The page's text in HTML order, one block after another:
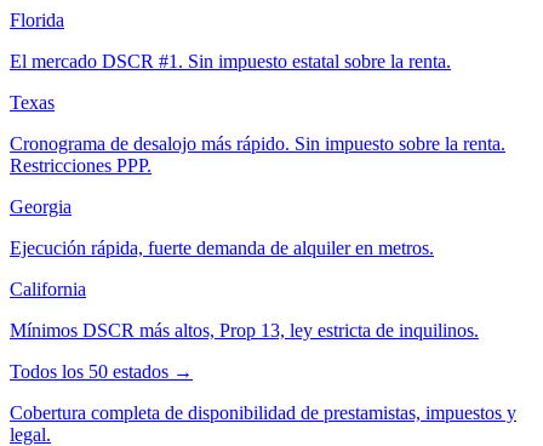
Florida
El mercado DSCR #1. Sin impuesto estatal sobre la renta.
Texas
Cronograma de desalojo más rápido. Sin impuesto sobre la renta.
Restricciones PPP.
Georgia
Ejecución rápida, fuerte demanda de alquiler en metros.
California
Mínimos DSCR más altos, Prop 13, ley estricta de inquilinos.
Todos los 50 estados →
Cobertura completa de disponibilidad de prestamistas, impuestos y
legal.